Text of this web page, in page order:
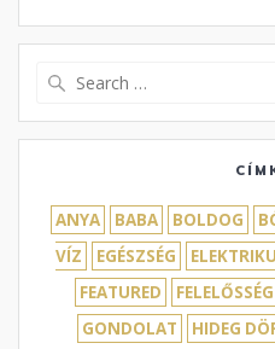
ANYA BABA BOLDOG
VÍZ
EGÉSZSÉG
FEATURED
FELELŐSSÉG
GONDOLAT
HIDEG